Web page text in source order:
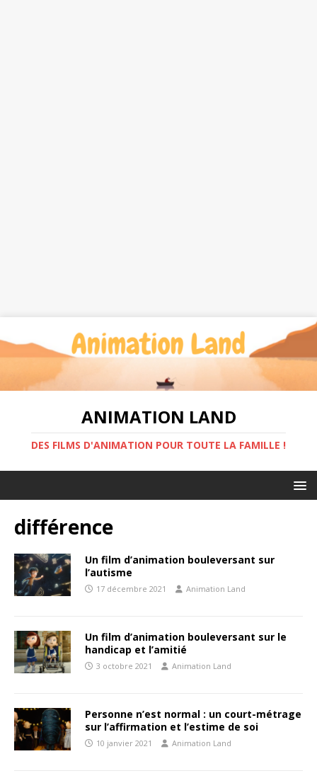
ANIMATION LAND
DES FILMS D'ANIMATION POUR TOUTE LA FAMILLE !
différence
Un film d’animation bouleversant sur
l’autisme
17 décembre 2021 Animation Land
Un film d’animation bouleversant sur le
handicap et l’amitié
3 octobre 2021 Animation Land
Personne n’est normal : un court-métrage
sur l’affirmation et l’estime de soi
10 janvier 2021 Animation Land